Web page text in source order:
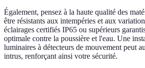
Également, pensez à la haute qualité des
être résistants aux intempéries et aux
éclairages certifiés IP65 ou supérieurs
optimale contre la poussière et l'eau. Une
luminaires à détecteurs de mouvement peut
intrus, renforçant ainsi votre sécurité.